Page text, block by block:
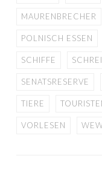
MAURENBRECHER
POLNISCH ESSEN
SCHIFFE
SENATSRESERVE
TIERE
VORLESEN